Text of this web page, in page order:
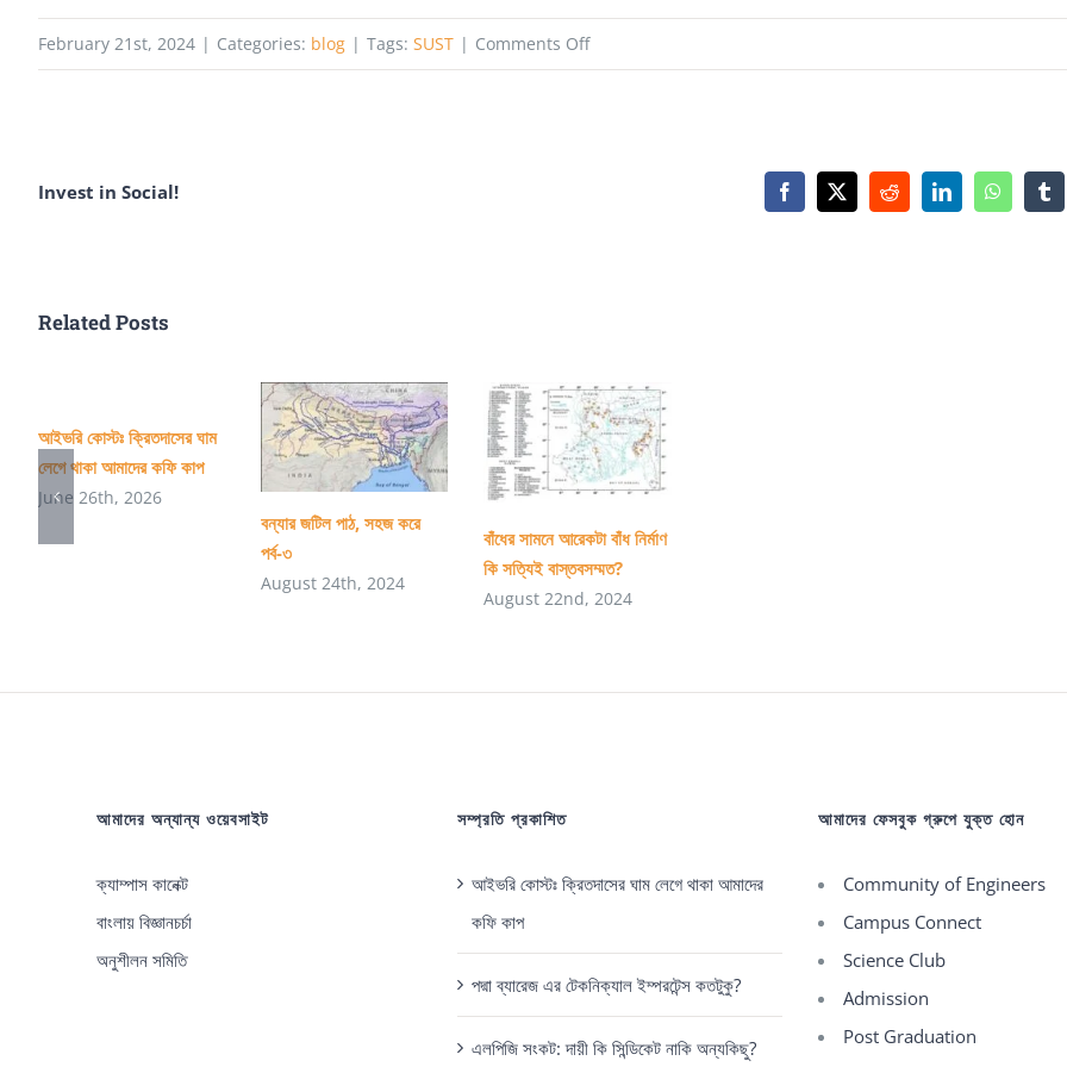
February 21st, 2024 | Categories: blog | Tags: SUST | Comments Offon
Invest in Social! Facebook
X RedditLinkedInWhatsApp
Related Posts
আইভরি কোস্টঃ ক্রিতদাসের ঘাম
লেগে থাকা আমাদের কফি কাপ
June 26th, 2026
বন্যার জটিল পাঠ, সহজ করে
পর্ব-৩
August 24th, 2024
বাঁধের সামনে আরেকটা বাঁধ নির্মাণ
কি সত্যিই বাস্তবসম্মত?
August 22nd, 2024
আমাদের অন্যান্য ওয়েবসাইট
ক্যাম্পাস কানেক্ট
বাংলায় বিজ্ঞানচর্চা
অনুশীলন সমিতি
সম্প্রতি প্রকাশিত
আইভরি কোস্টঃ ক্রিতদাসের ঘাম লেগে থাকা আমাদের
কফি কাপ
পদ্মা ব্যারেজ এর টেকনিক্যাল ইম্পরটেন্স কতটুকু?
এলপিজি সংকট: দায়ী কি সিন্ডিকেট নাকি অন্যকিছু?
আমাদের ফেসবুক গ্রুপে যুক্ত হোন
Community of Engineers
Campus Connect
Science Club
Admission
Post Graduation